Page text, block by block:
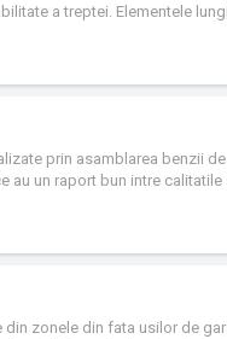
a treptei. Elementele
prin asamblarea benzii
au un raport bun intre calitatile
si surprinzatoare.
din zonele din fata usilor de